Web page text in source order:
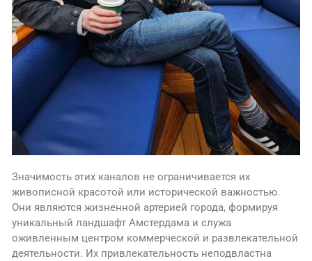
Значимость этих каналов не ограничивается их
живописной красотой или исторической важностью.
Они являются жизненной артерией города, формируя
уникальный ландшафт Амстердама и служа
оживленным центром коммерческой и развлекательной
деятельности. Их привлекательность неподвластна